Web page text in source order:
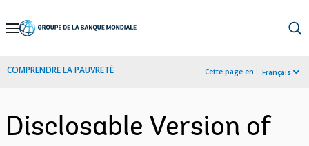
Skip
Navigation
COMPRENDRE LA PAUVRETÉ Cette page en : Français
Disclosable Version of